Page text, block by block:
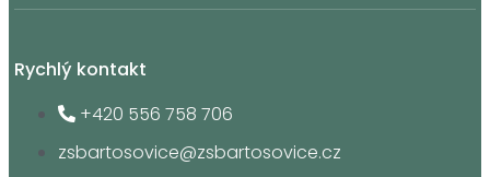
Rychlý kontakt
+420 556 758 706
zsbartosovice@zsbartosovice.cz